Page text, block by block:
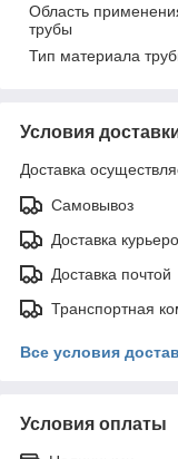
Область
трубы
Тип материала
Условия
Доставка
Самовывоз
Доставка
Доставка почтой
Транспортная
Все условия
Условия оплаты